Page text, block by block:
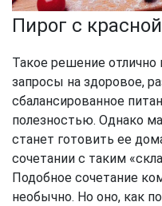
Пирог с
Такое решение
запросы на здоровое,
сбалансированное
полезностью. Однако
станет готовить ее
сочетании с таким
Подобное сочетание
необычно. Но оно, как